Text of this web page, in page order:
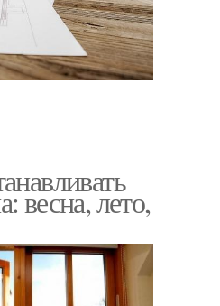
весна, лето,